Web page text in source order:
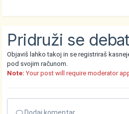
Pridruži se
Objaviš lahko takoj in se registriraš
pod svojim računom.
Note: Your post will require moderator